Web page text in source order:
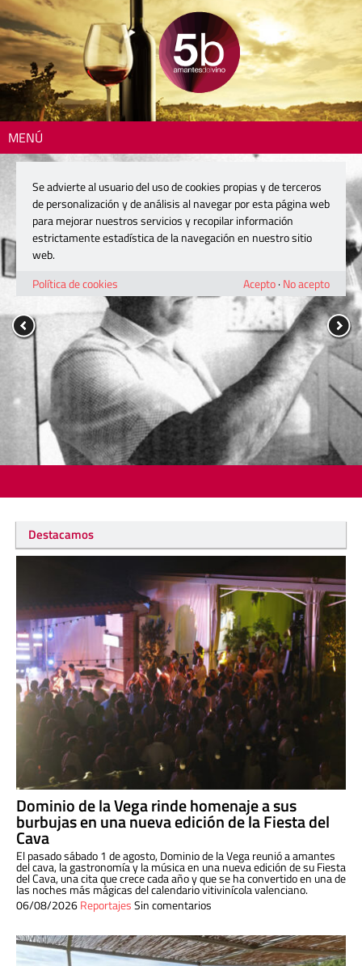
MENÚ
Destacamos
Dominio de la Vega rinde homenaje a sus
burbujas en una nueva edición de la Fiesta del
Cava
El pasado sábado 1 de agosto, Dominio de la Vega reunió a amantes
del cava, la gastronomía y la música en una nueva edición de su Fiesta
del Cava, una cita que crece cada año y que se ha convertido en una de
las noches más mágicas del calendario vitivinícola valenciano.
06/08/2026ReportajesSin comentarios
Se advierte al usuario del uso de cookies propias y de terceros
de personalización y de análisis al navegar por esta página web
para mejorar nuestros servicios y recopilar información
estrictamente estadística de la navegación en nuestro sitio
web.
Política de cookies
Acepto· No acepto